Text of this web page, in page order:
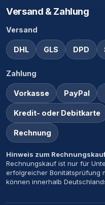
Versand & Zahlung
Versand
DHL GLS DPD
Zahlung
Vorkasse PayPal
Kredit- oder Debitkarte
Rechnung
Hinweis zum
Rechnungskauf ist nur für
erfolgreicher Bonitätsprüfung
können innerhalb